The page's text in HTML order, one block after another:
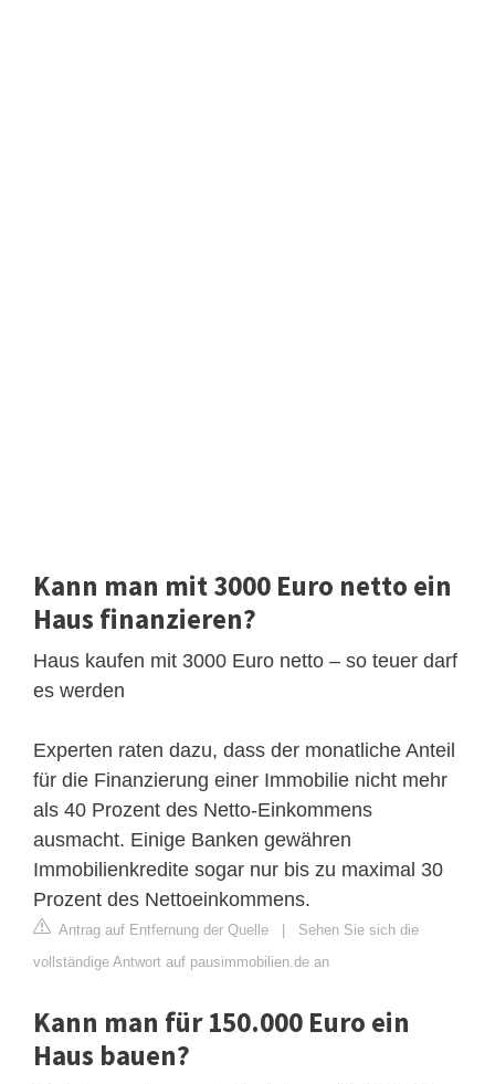
Kann man mit 3000 Euro netto ein
Haus finanzieren?
Haus kaufen mit 3000 Euro netto – so teuer darf
es werden
Experten raten dazu, dass der monatliche Anteil
für die Finanzierung einer Immobilie nicht mehr
als 40 Prozent des Netto-Einkommens
ausmacht. Einige Banken gewähren
Immobilienkredite sogar nur bis zu maximal 30
Prozent des Nettoeinkommens.
Antrag auf Entfernung der Quelle | Sehen Sie sich die
vollständige Antwort auf pausimmobilien.de an
Kann man für 150.000 Euro ein
Haus bauen?